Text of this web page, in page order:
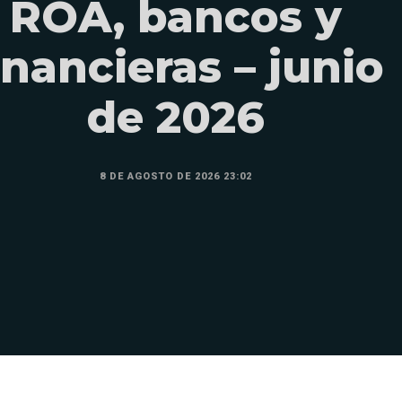
ROA, bancos y
– junio
de 2026
8 DE AGOSTO DE 2026 23:02